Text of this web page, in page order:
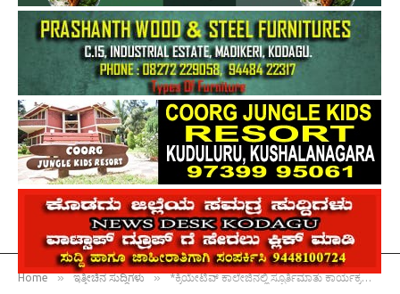
Home » ಇತ್ತೀಚಿನ ಸುದ್ದಿಗಳು » *ಕ್ರಿಯೇಟಿವ್ ಕಾಲೇಜಿನಲ್ಲಿ ಸ್ಫೂರ್ತಿಮಾತು ಕಾರ್ಯಕ್ರಮ : ಕಠಿಣ ಪರಿಶ್ರಮದಿಂದ ಯಶಸ್ಸು ಸಾಧ್ಯ : ಶಿಕ್ಷಣತಜ್ಞ ಬಾಬರ್ ಅಲಿ*